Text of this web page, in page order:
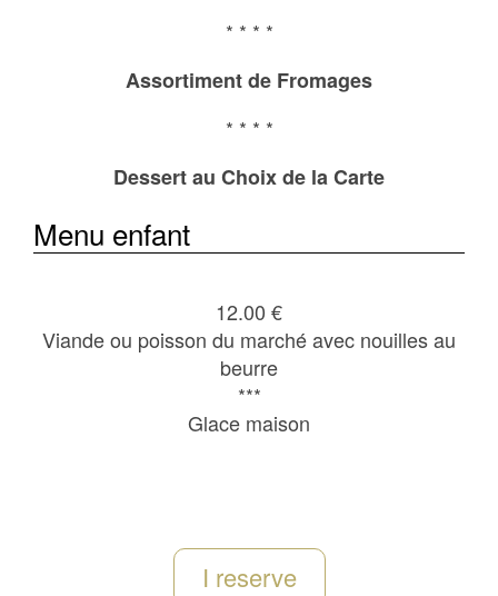
* * * *
Assortiment de Fromages
* * * *
Dessert au Choix de la Carte
Menu enfant
12.00 €
Viande ou poisson du marché avec nouilles au
beurre
***
Glace maison
I reserve